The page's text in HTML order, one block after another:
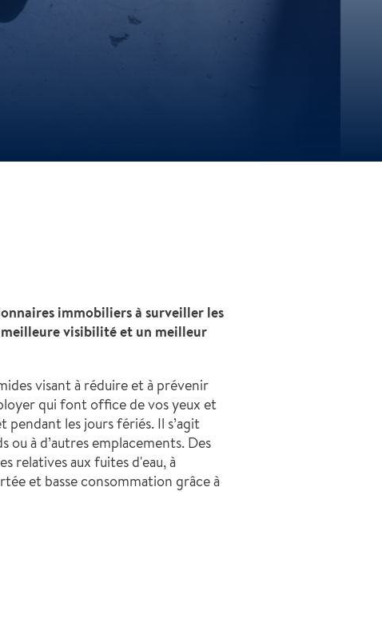
immobiliers à surveiller les
visibilité et un meilleur
visant à réduire et à prévenir
qui font office de vos yeux et
pendant les jours fériés. Il s’agit
ou à d’autres emplacements. Des
relatives aux fuites d'eau, à
et basse consommation grâce à